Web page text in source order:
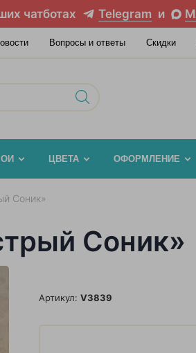
чатботах Telegram и
Вопросы и ответы Скидки
ЦВЕТА ОФОРМЛЕНИЕ
Соник»
Соник»
Артикул: V3839